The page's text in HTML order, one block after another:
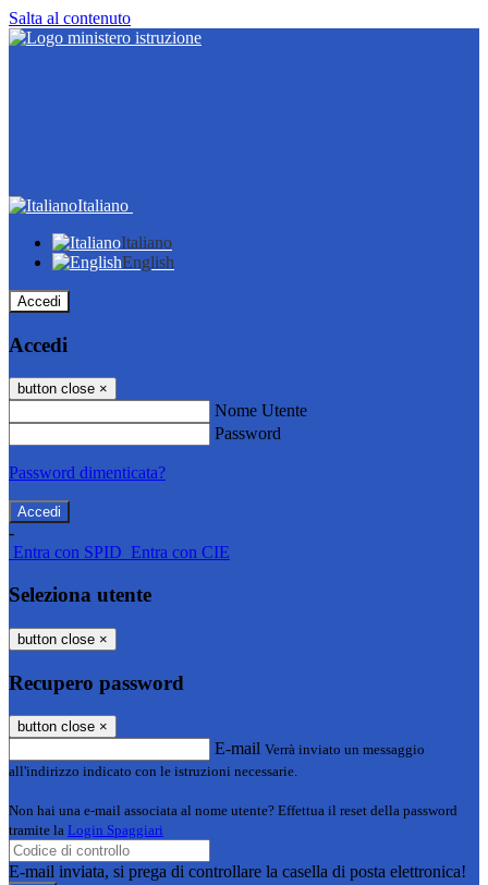
Salta al contenuto
Italiano
Italiano
English
Accedi
Accedi
button close ×
Nome Utente
Password
Password dimenticata?
-
Entra con SPID Entra con CIE
Seleziona utente
button close ×
Recupero password
button close ×
E-mail Verrà inviato un messaggio
all'indirizzo indicato con le istruzioni necessarie.
Non hai una e-mail associata al nome utente? Effettua il reset della password
tramite la Login Spaggiari
E-mail inviata, si prega di controllare la casella di posta elettronica!